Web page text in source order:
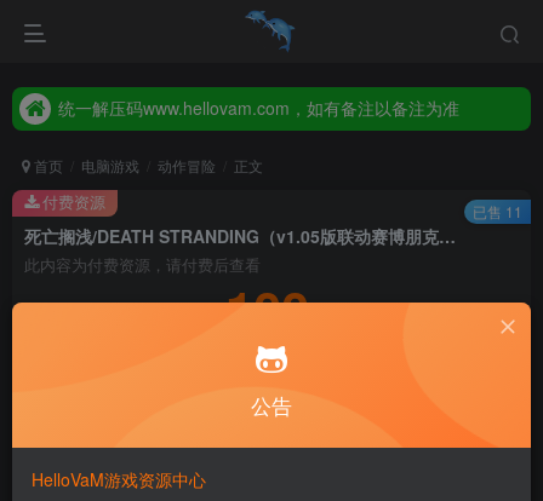
统一解压码www.hellovam.com，如有备注以备注为准
统一解压码www.hellovam.com，如有备注以备注为准
首页 电脑游戏 动作冒险 正文
死亡搁浅/DEATH STRANDING（v1.05版联动赛博朋克2077内容）
此内容为付费资源，请付费后查看
100
永久至尊会员终生有效
会员免费下载资源
主流网盘——高速下载
支付页面打不开或支付后不跳转请联系QQ：3317425885
付费资源 已售 11
公告
HelloVaM游戏资源中心